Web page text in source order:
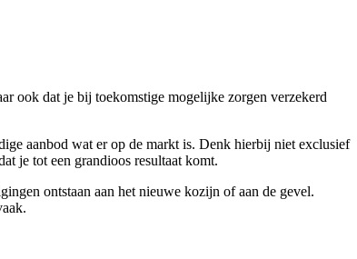
ook dat je bij toekomstige mogelijke zorgen verzekerd
aanbod wat er op de markt is. Denk hierbij niet exclusief
je tot een grandioos resultaat komt.
ontstaan aan het nieuwe kozijn of aan de gevel.